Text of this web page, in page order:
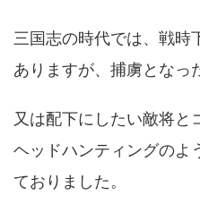
三国志の時代では、戦時
ありますが、捕虜となっ
又は配下にしたい敵将と
ヘッドハンティングのよ
ておりました。